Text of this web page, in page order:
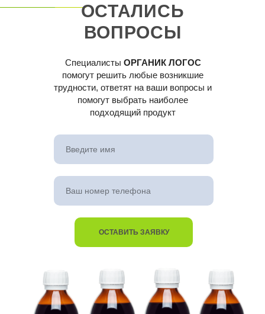
Специалисты ОРГАНИК ЛОГОС
помогут решить любые возникшие
трудности, ответят на ваши вопросы и
помогут выбрать наиболее
подходящий продукт
ОСТАЛИСЬ
ВОПРОСЫ
ОСТАВИТЬ ЗАЯВКУ